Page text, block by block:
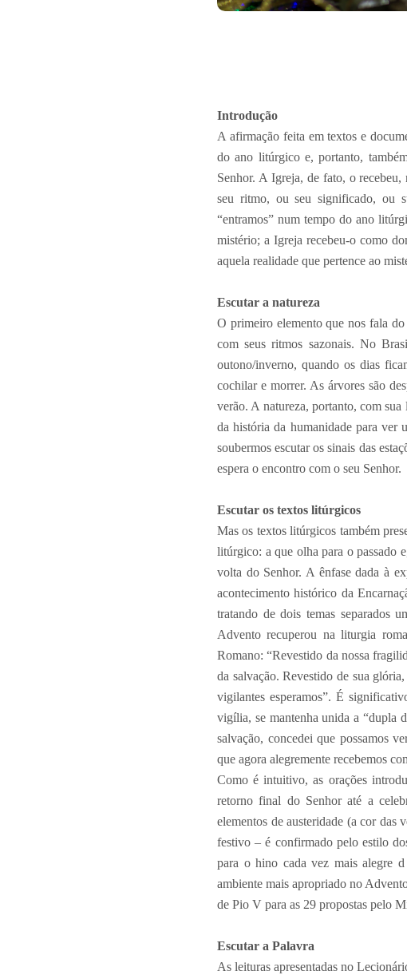
Introdução
A afirmação feita em textos e
do ano litúrgico e, portanto,
Senhor. A Igreja, de fato, o
seu ritmo, ou seu significado, ou
“entramos” num tempo do ano
mistério; a Igreja recebeu-o como
aquela realidade que pertence ao
Escutar a natureza
O primeiro elemento que nos fala
com seus ritmos sazonais. No
outono/inverno, quando os dias
cochilar e morrer. As árvores são
verão. A natureza, portanto, com
da história da humanidade para ver
soubermos escutar os sinais das
espera o encontro com o seu Senhor.
Escutar os textos litúrgicos
Mas os textos litúrgicos também
litúrgico: a que olha para o passado
volta do Senhor. A ênfase dada à
acontecimento histórico da
tratando de dois temas separados
Advento recuperou na liturgia
Romano: “Revestido da nossa
da salvação. Revestido de sua
vigilantes esperamos”. É
vigília, se mantenha unida a “dupla
salvação, concedei que possamos
que agora alegremente recebemos
Como é intuitivo, as orações
retorno final do Senhor até a
elementos de austeridade (a cor das
festivo – é confirmado pelo estilo
para o hino cada vez mais alegre
ambiente mais apropriado no
de Pio V para as 29 propostas pelo
Escutar a Palavra
As leituras apresentadas no